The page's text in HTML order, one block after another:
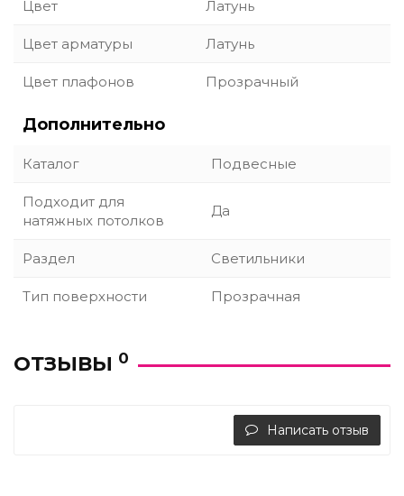
Цвет Латунь
Цвет арматуры Латунь
Цвет плафонов Прозрачный
Дополнительно
Каталог Подвесные
Подходит для
натяжных потолков
Да
Раздел Светильники
Тип поверхности Прозрачная
ОТЗЫВЫ 0
Написать отзыв